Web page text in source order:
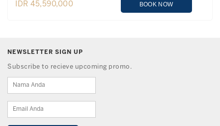
IDR 45,590,000 BOOK NOW
NEWSLETTER SIGN UP
Subscribe to recieve upcoming promo.